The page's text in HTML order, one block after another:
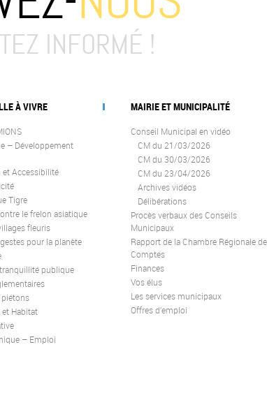
INFORMÉ !
À VIVRE
– Développement
et Accessibilité
Tigre
le frelon asiatique
fleuris
pour la planète
publique
piétons
Habitat
– Emploi
MAIRIE ET MUNICIPALITÉ
Conseil Municipal en vidéo
CM du 21/03/2026
CM du 30/03/2026
CM du 23/04/2026
Archives vidéos
Délibérations
Procès verbaux des Conseils
Municipaux
Rapport de la Chambre Régionale
Comptes
Finances
Vos élus
Les services municipaux
Offres d’emploi